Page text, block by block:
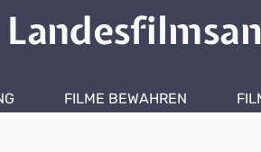
FILME BEWAHREN